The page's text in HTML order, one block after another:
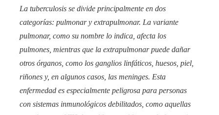
La tuberculosis se divide principalmente en dos
categorías: pulmonar y extrapulmonar. La variante
pulmonar, como su nombre lo indica, afecta los
pulmones, mientras que la extrapulmonar puede dañar
otros órganos, como los ganglios linfáticos, huesos, piel,
riñones y, en algunos casos, las meninges. Esta
enfermedad es especialmente peligrosa para personas
con sistemas inmunológicos debilitados, como aquellas